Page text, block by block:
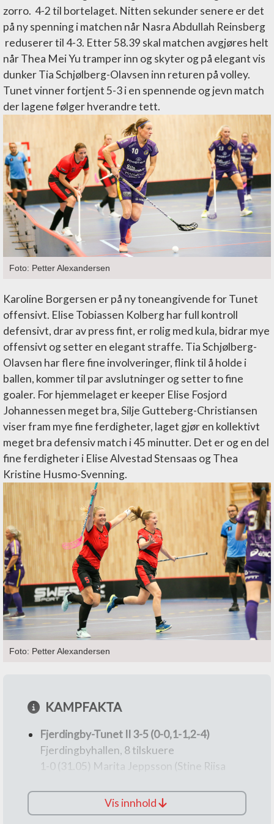
zorro. 4-2 til bortelaget. Nitten sekunder senere er det
på ny spenning i matchen når Nasra Abdullah Reinsberg
reduserer til 4-3. Etter 58.39 skal matchen avgjøres helt
når Thea Mei Yu tramper inn og skyter og på elegant vis
dunker Tia Schjølberg-Olavsen inn returen på volley.
Tunet vinner fortjent 5-3 i en spennende og jevn match
der lagene følger hverandre tett.
Foto: Petter Alexandersen
Karoline Borgersen er på ny toneangivende for Tunet
offensivt. Elise Tobiassen Kolberg har full kontroll
defensivt, drar av press fint, er rolig med kula, bidrar mye
offensivt og setter en elegant straffe. Tia Schjølberg-
Olavsen har flere fine involveringer, flink til å holde i
ballen, kommer til par avslutninger og setter to fine
goaler. For hjemmelaget er keeper Elise Fosjord
Johannessen meget bra, Silje Gutteberg-Christiansen
viser fram mye fine ferdigheter, laget gjør en kollektivt
meget bra defensiv match i 45 minutter. Det er og en del
fine ferdigheter i Elise Alvestad Stensaas og Thea
Kristine Husmo-Svenning.
Foto: Petter Alexandersen
KAMPFAKTA
Fjerdingby-Tunet II 3-5 (0-0,1-1,2-4)
Fjerdingbyhallen, 8 tilskuere
1-0 (31.05) Marita Jeppsson (Stine Riisa
1-1 (35.05) Karoline Borgersen (ua)
2-1 (45.03) Silje Gutteberg-Christiansen
Vis innhold